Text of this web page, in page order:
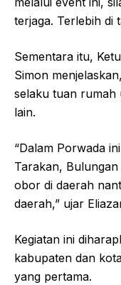
terjaga. Terlebih di
Sementara itu,
Simon
selaku tuan rumah
lain.
“Dalam Porwada
Tarakan,
obor di daerah
daerah,” ujar
Kegiatan ini
kabupaten dan
yang pertama.